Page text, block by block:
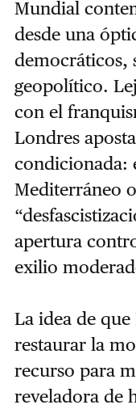
Mundial
desde una
democráticos,
geopolítico.
con el
Londres
condicionada:
Mediterráneo
apertura
exilio
La idea de
restaurar la
recurso para
reveladora de